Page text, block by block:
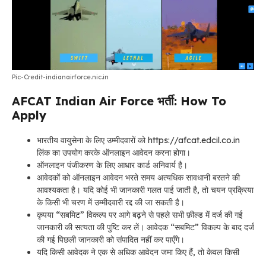
Pic-Credit-indianairforce.nic.in
AFCAT Indian Air Force भर्ती: How To
Apply
भारतीय वायुसेना के लिए उम्मीदवारों को https://afcat.edcil.co.in
लिंक का उपयोग करके ऑनलाइन आवेदन करना होगा।
ऑनलाइन पंजीकरण के लिए आधार कार्ड अनिवार्य है।
आवेदकों को ऑनलाइन आवेदन भरते समय अत्यधिक सावधानी बरतने की
आवश्यकता है। यदि कोई भी जानकारी गलत पाई जाती है, तो चयन प्रक्रिया
के किसी भी चरण में उम्मीदवारी रद्द की जा सकती है।
कृपया “सबमिट” विकल्प पर आगे बढ़ने से पहले सभी फ़ील्ड में दर्ज की गई
जानकारी की सत्यता की पुष्टि कर लें। आवेदक “सबमिट” विकल्प के बाद दर्ज
की गई पिछली जानकारी को संपादित नहीं कर पाएँगे।
यदि किसी आवेदक ने एक से अधिक आवेदन जमा किए हैं, तो केवल किसी